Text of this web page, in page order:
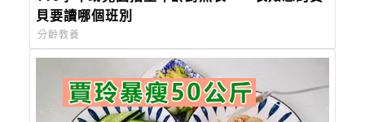
貝要讀哪個班別
分齡教養